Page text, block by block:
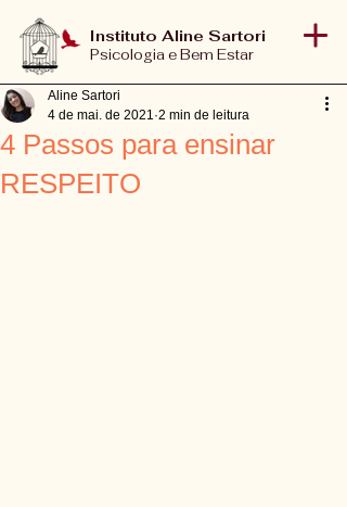
Instituto Aline Sartori
Psicologia e Bem Estar
4 Passos para ensinar
RESPEITO
Aline Sartori
4 de mai. de 2021 2 min de leitura